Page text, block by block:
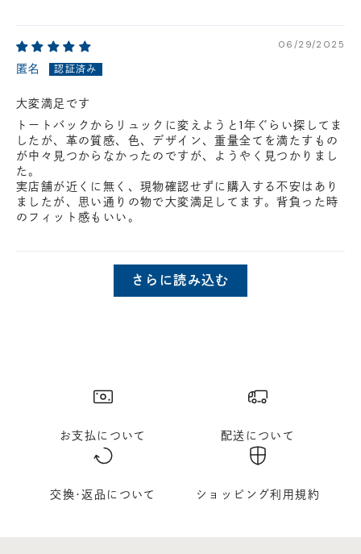
06/29/2025
匿名
大変満足です
トートバックからリュックに変えようと1年ぐらい探してま
したが、革の質感、色、デザイン、重量全てを満たすもの
が中々見つからなかったのですが、ようやく見つかりまし
た。
実店舗が近くに無く、現物確認せずに購入する不安はあり
ましたが、思い通りの物で大変満足してます。背負った時
のフィット感もいい。
さらに読み込む
お支払について 配送について
交換･返品について ショッピング利用規約